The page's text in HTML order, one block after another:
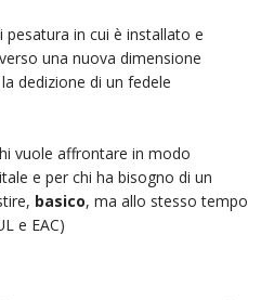
pesatura in cui è installato e
una nuova dimensione
dedizione di un fedele
vuole affrontare in modo
e per chi ha bisogno di un
basico, ma allo stesso tempo
e EAC)